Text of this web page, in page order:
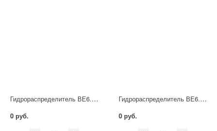
Гидрораспределитель ВЕ6.14 Г48 НМ УХЛ4
0 руб.
Гидрораспределитель ВЕ6.14 Г110 НМ УХЛ4
0 руб.